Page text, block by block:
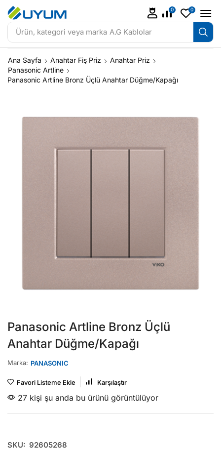
Ürün, kategori veya marka A.G Kablolar
0 0
Ana Sayfa Anahtar Fiş Priz
Anahtar Priz
Panasonic Artline
Panasonic Artline Bronz Üçlü Anahtar Düğme/Kapağı
Panasonic Artline Bronz Üçlü
Anahtar Düğme/Kapağı
Marka: PANASONIC
Favori Listeme Ekle Karşılaştır
27 kişi şu anda bu ürünü görüntülüyor
SKU: 92605268